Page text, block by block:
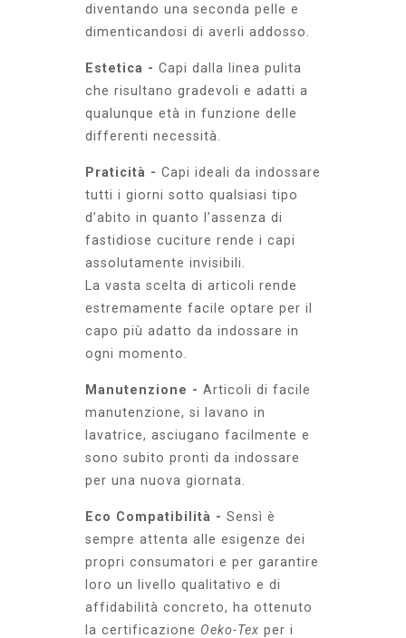
diventando una seconda pelle e
dimenticandosi di averli addosso.
Estetica - Capi dalla linea pulita
che risultano gradevoli e adatti a
qualunque età in funzione delle
differenti necessità.
Praticità - Capi ideali da indossare
tutti i giorni sotto qualsiasi tipo
d’abito in quanto l’assenza di
fastidiose cuciture rende i capi
assolutamente invisibili.
La vasta scelta di articoli rende
estremamente facile optare per il
capo più adatto da indossare in
ogni momento.
Manutenzione - Articoli di facile
manutenzione, si lavano in
lavatrice, asciugano facilmente e
sono subito pronti da indossare
per una nuova giornata.
Eco Compatibilità - Sensì è
sempre attenta alle esigenze dei
propri consumatori e per garantire
loro un livello qualitativo e di
affidabilità concreto, ha ottenuto
la certificazione Oeko-Tex per i